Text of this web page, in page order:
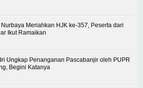
Meriahkan HJK ke-357, Peserta dari
Ikut Ramaikan
Ungkap Penanganan Pascabanjir oleh PUPR
Begini Katanya